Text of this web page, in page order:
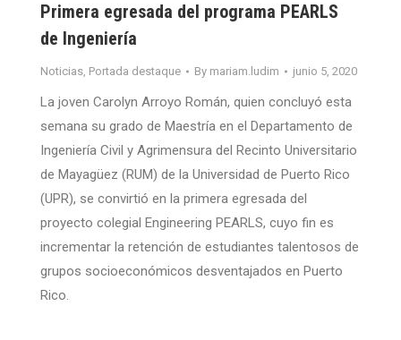
Primera egresada del programa PEARLS
de Ingeniería
Noticias, Portada destaque By mariam.ludim junio 5, 2020
La joven Carolyn Arroyo Román, quien concluyó esta
semana su grado de Maestría en el Departamento de
Ingeniería Civil y Agrimensura del Recinto Universitario
de Mayagüez (RUM) de la Universidad de Puerto Rico
(UPR), se convirtió en la primera egresada del
proyecto colegial Engineering PEARLS, cuyo fin es
incrementar la retención de estudiantes talentosos de
grupos socioeconómicos desventajados en Puerto
Rico.